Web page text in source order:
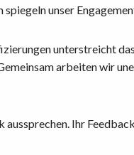
unser
unterstreicht
arbeiten wir
Ihr